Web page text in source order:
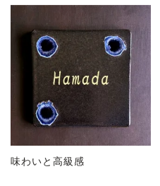
味わいと高級感